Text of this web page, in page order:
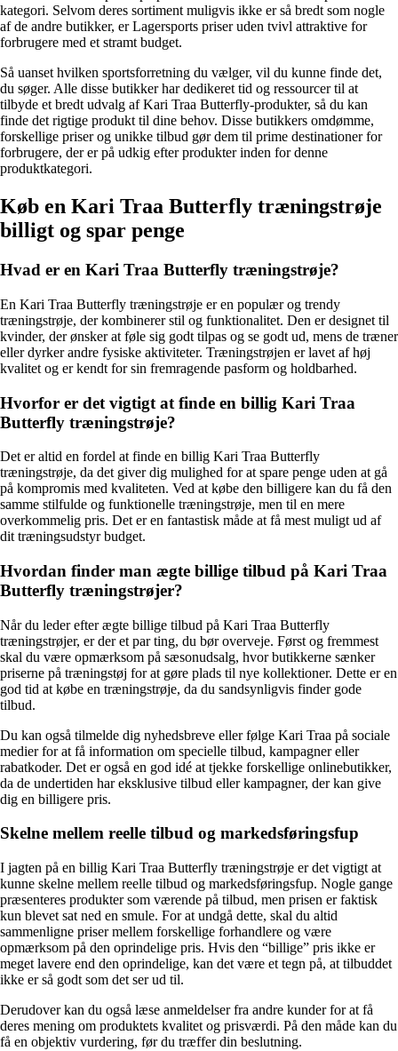
kategori. Selvom deres sortiment muligvis ikke er så bredt som nogle
af de andre butikker, er Lagersports priser uden tvivl attraktive for
forbrugere med et stramt budget.
Så uanset hvilken sportsforretning du vælger, vil du kunne finde det,
du søger. Alle disse butikker har dedikeret tid og ressourcer til at
tilbyde et bredt udvalg af Kari Traa Butterfly-produkter, så du kan
finde det rigtige produkt til dine behov. Disse butikkers omdømme,
forskellige priser og unikke tilbud gør dem til prime destinationer for
forbrugere, der er på udkig efter produkter inden for denne
produktkategori.
Køb en Kari Traa Butterfly træningstrøje
billigt og spar penge
Hvad er en Kari Traa Butterfly træningstrøje?
En Kari Traa Butterfly træningstrøje er en populær og trendy
træningstrøje, der kombinerer stil og funktionalitet. Den er designet til
kvinder, der ønsker at føle sig godt tilpas og se godt ud, mens de træner
eller dyrker andre fysiske aktiviteter. Træningstrøjen er lavet af høj
kvalitet og er kendt for sin fremragende pasform og holdbarhed.
Hvorfor er det vigtigt at finde en billig Kari Traa
Butterfly træningstrøje?
Det er altid en fordel at finde en billig Kari Traa Butterfly
træningstrøje, da det giver dig mulighed for at spare penge uden at gå
på kompromis med kvaliteten. Ved at købe den billigere kan du få den
samme stilfulde og funktionelle træningstrøje, men til en mere
overkommelig pris. Det er en fantastisk måde at få mest muligt ud af
dit træningsudstyr budget.
Hvordan finder man ægte billige tilbud på Kari Traa
Butterfly træningstrøjer?
Når du leder efter ægte billige tilbud på Kari Traa Butterfly
træningstrøjer, er der et par ting, du bør overveje. Først og fremmest
skal du være opmærksom på sæsonudsalg, hvor butikkerne sænker
priserne på træningstøj for at gøre plads til nye kollektioner. Dette er en
god tid at købe en træningstrøje, da du sandsynligvis finder gode
tilbud.
Du kan også tilmelde dig nyhedsbreve eller følge Kari Traa på sociale
medier for at få information om specielle tilbud, kampagner eller
rabatkoder. Det er også en god idé at tjekke forskellige onlinebutikker,
da de undertiden har eksklusive tilbud eller kampagner, der kan give
dig en billigere pris.
Skelne mellem reelle tilbud og markedsføringsfup
I jagten på en billig Kari Traa Butterfly træningstrøje er det vigtigt at
kunne skelne mellem reelle tilbud og markedsføringsfup. Nogle gange
præsenteres produkter som værende på tilbud, men prisen er faktisk
kun blevet sat ned en smule. For at undgå dette, skal du altid
sammenligne priser mellem forskellige forhandlere og være
opmærksom på den oprindelige pris. Hvis den “billige” pris ikke er
meget lavere end den oprindelige, kan det være et tegn på, at tilbuddet
ikke er så godt som det ser ud til.
Derudover kan du også læse anmeldelser fra andre kunder for at få
deres mening om produktets kvalitet og prisværdi. På den måde kan du
få en objektiv vurdering, før du træffer din beslutning.